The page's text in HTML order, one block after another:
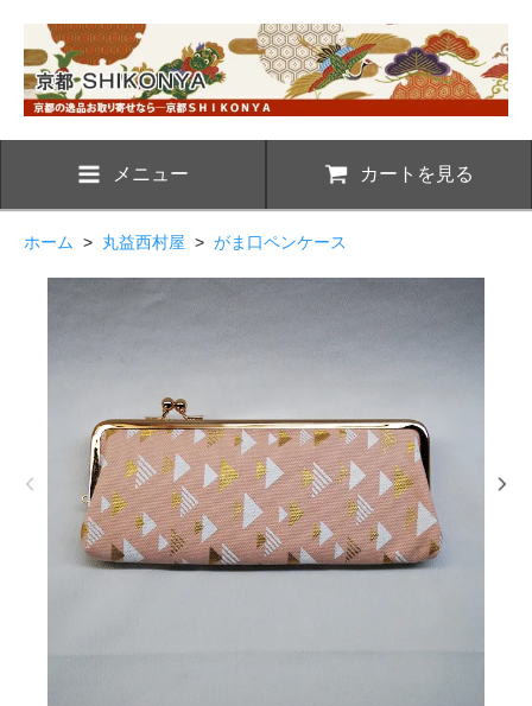
メニュー カートを見る
ホーム > 丸益西村屋 > がま口ペンケース